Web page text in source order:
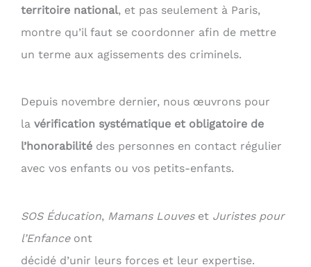
territoire national, et pas seulement à Paris,
montre qu’il faut se coordonner afin de mettre
un terme aux agissements des criminels.
Depuis novembre dernier, nous œuvrons pour
la vérification systématique et obligatoire de
l’honorabilité des personnes en contact régulier
avec vos enfants ou vos petits-enfants.
SOS Éducation, Mamans Louveset Juristes pour
l’Enfanceont
décidé d’unir leurs forces et leur expertise.